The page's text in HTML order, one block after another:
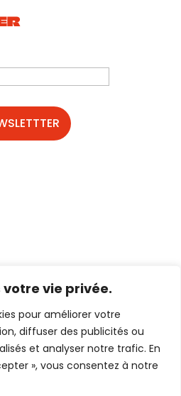
vie privée.
pour améliorer votre
diffuser des publicités ou
et analyser notre trafic. En
», vous consentez à notre
YOSOY studio